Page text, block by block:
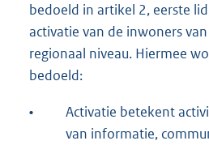
bedoeld in artikel 2, eerste
activatie van de inwoners
regionaal niveau. Hiermee
bedoeld:
•
Activatie betekent
van informatie,